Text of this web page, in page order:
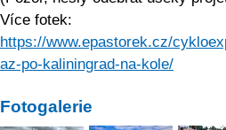
Více fotek:
https://www.epastorek.cz/
az-po-kaliningrad-na-kole/
Fotogalerie